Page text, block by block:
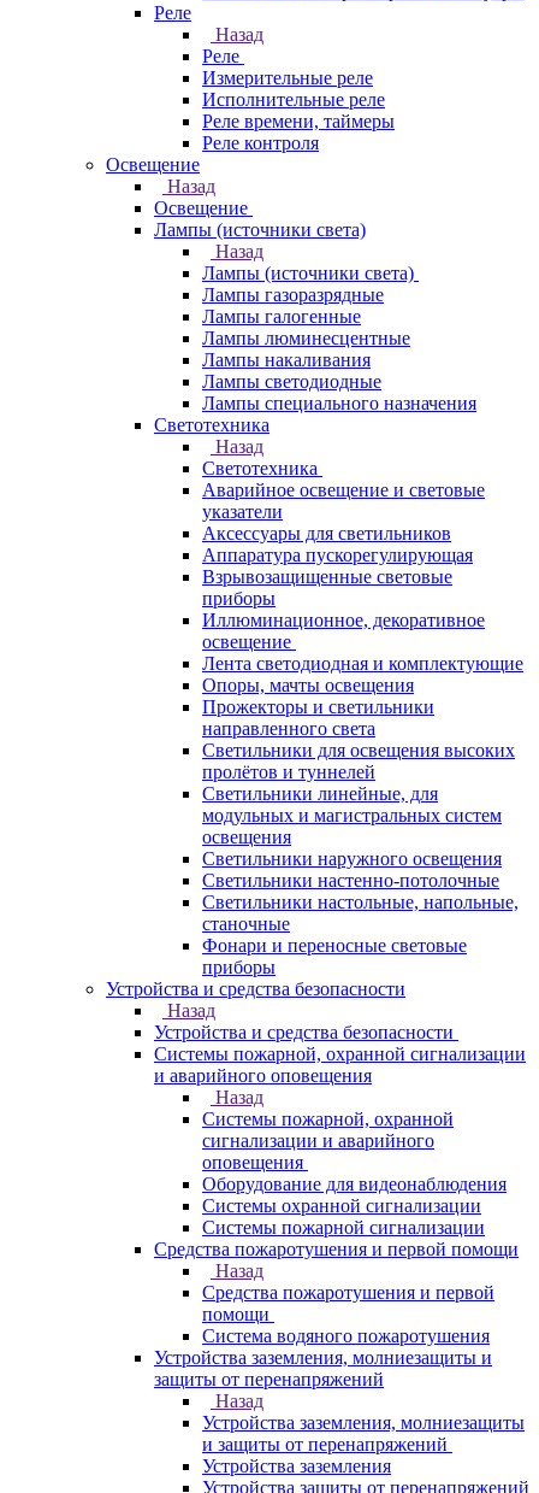
Реле
Назад
Реле
Измерительные реле
Исполнительные реле
Реле времени, таймеры
Реле контроля
Освещение
Назад
Освещение
Лампы (источники света)
Назад
Лампы (источники света)
Лампы газоразрядные
Лампы галогенные
Лампы люминесцентные
Лампы накаливания
Лампы светодиодные
Лампы специального назначения
Светотехника
Назад
Светотехника
Аварийное освещение и световые
указатели
Аксессуары для светильников
Аппаратура пускорегулирующая
Взрывозащищенные световые
приборы
Иллюминационное, декоративное
освещение
Лента светодиодная и комплектующие
Опоры, мачты освещения
Прожекторы и светильники
направленного света
Светильники для освещения высоких
пролётов и туннелей
Светильники линейные, для
модульных и магистральных систем
освещения
Светильники наружного освещения
Светильники настенно-потолочные
Светильники настольные, напольные,
станочные
Фонари и переносные световые
приборы
Устройства и средства безопасности
Назад
Устройства и средства безопасности
Системы пожарной, охранной сигнализации
и аварийного оповещения
Назад
Системы пожарной, охранной
сигнализации и аварийного
оповещения
Оборудование для видеонаблюдения
Системы охранной сигнализации
Системы пожарной сигнализации
Средства пожаротушения и первой помощи
Назад
Средства пожаротушения и первой
помощи
Система водяного пожаротушения
Устройства заземления, молниезащиты и
защиты от перенапряжений
Назад
Устройства заземления, молниезащиты
и защиты от перенапряжений
Устройства заземления
Устройства защиты от перенапряжений